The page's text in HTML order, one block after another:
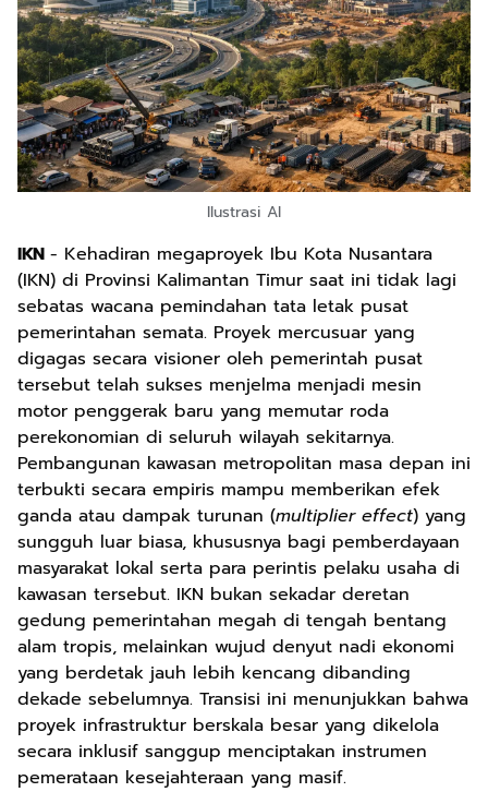
Ilustrasi AI
IKN - Kehadiran megaproyek Ibu Kota Nusantara
(IKN) di Provinsi Kalimantan Timur saat ini tidak lagi
sebatas wacana pemindahan tata letak pusat
pemerintahan semata. Proyek mercusuar yang
digagas secara visioner oleh pemerintah pusat
tersebut telah sukses menjelma menjadi mesin
motor penggerak baru yang memutar roda
perekonomian di seluruh wilayah sekitarnya.
Pembangunan kawasan metropolitan masa depan ini
terbukti secara empiris mampu memberikan efek
ganda atau dampak turunan (multiplier effect) yang
sungguh luar biasa, khususnya bagi pemberdayaan
masyarakat lokal serta para perintis pelaku usaha di
kawasan tersebut. IKN bukan sekadar deretan
gedung pemerintahan megah di tengah bentang
alam tropis, melainkan wujud denyut nadi ekonomi
yang berdetak jauh lebih kencang dibanding
dekade sebelumnya. Transisi ini menunjukkan bahwa
proyek infrastruktur berskala besar yang dikelola
secara inklusif sanggup menciptakan instrumen
pemerataan kesejahteraan yang masif.